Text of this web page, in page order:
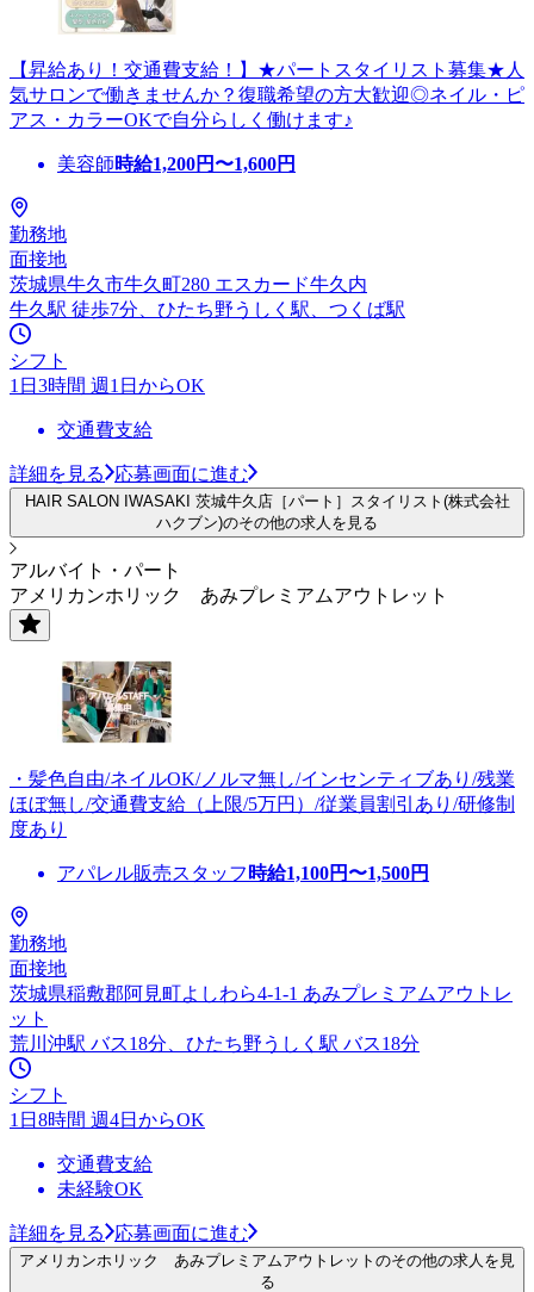
【昇給あり！交通費支給！】★パートスタイリスト募集★人
気サロンで働きませんか？復職希望の方大歓迎◎ネイル・ピ
アス・カラーOKで自分らしく働けます♪
美容師時給1,200円〜1,600円
勤務地
面接地
茨城県牛久市牛久町280 エスカード牛久内
牛久駅 徒歩7分、ひたち野うしく駅、つくば駅
シフト
1日3時間 週1日からOK
交通費支給
詳細を見る 応募画面に進む
HAIR SALON IWASAKI 茨城牛久店［パート］スタイリスト(株式会社
ハクブン)のその他の求人を見る
アルバイト・パート
アメリカンホリック あみプレミアムアウトレット
・髪色自由/ネイルOK/ノルマ無し/インセンティブあり/残業
ほぼ無し/交通費支給（上限/5万円）/従業員割引あり/研修制
度あり
アパレル販売スタッフ 時給1,100円〜1,500円
勤務地
面接地
茨城県稲敷郡阿見町よしわら4-1-1 あみプレミアムアウトレ
ット
荒川沖駅 バス18分、ひたち野うしく駅 バス18分
シフト
1日8時間 週4日からOK
交通費支給
未経験OK
詳細を見る 応募画面に進む
アメリカンホリック あみプレミアムアウトレットのその他の求人を見
る